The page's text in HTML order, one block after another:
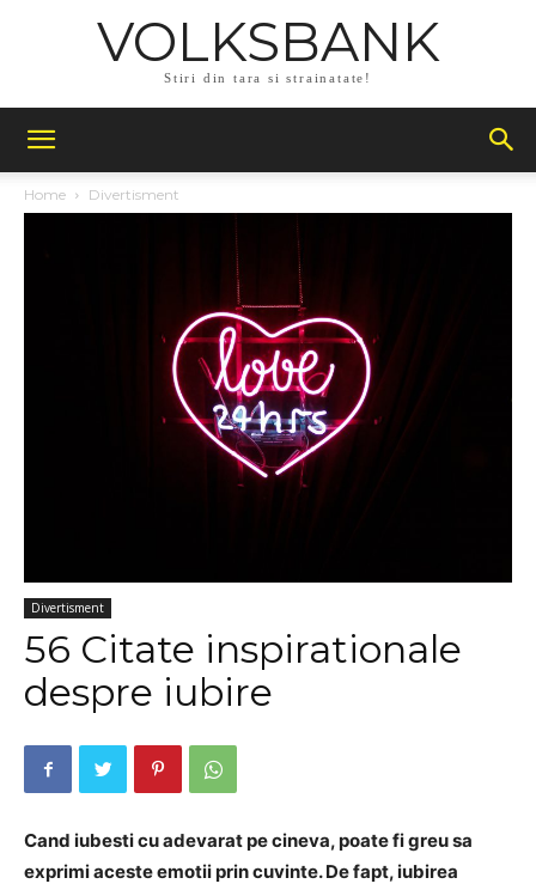
VOLKSBANK
Stiri din tara si strainatate!
Home Divertisment
Divertisment
56 Citate inspirationale
despre iubire
Cand iubesti cu adevarat pe cineva, poate fi greu sa
exprimi aceste emotii prin cuvinte. De fapt, iubirea